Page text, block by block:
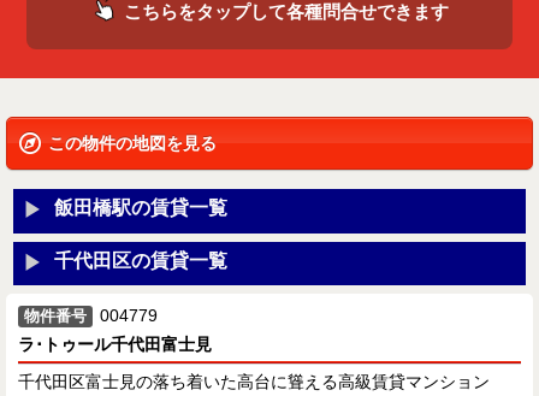
こちらをタップして各種問合せできます
この物件の地図を見る
飯田橋駅の賃貸一覧
千代田区の賃貸一覧
物件番号
004779
ラ･トゥール千代田富士見
千代田区富士見の落ち着いた高台に聳える高級賃貸マンション